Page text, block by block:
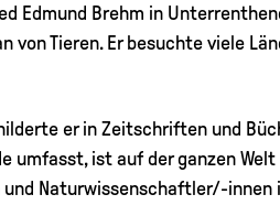
Edmund Brehm in
von Tieren. Er besuchte viele
er in Zeitschriften und
umfasst, ist auf der ganzen
Naturwissenschaftler/-